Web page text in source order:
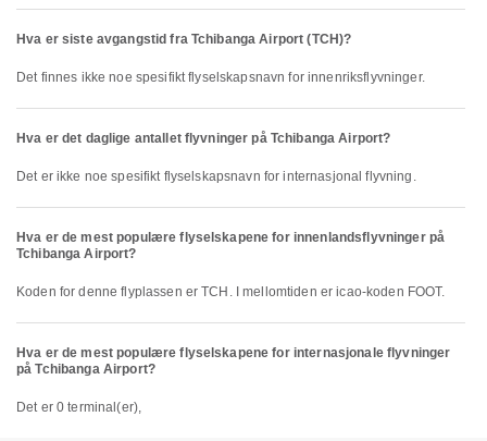
Hva er siste avgangstid fra Tchibanga Airport (TCH)?
Det finnes ikke noe spesifikt flyselskapsnavn for innenriksflyvninger.
Hva er det daglige antallet flyvninger på Tchibanga Airport?
Det er ikke noe spesifikt flyselskapsnavn for internasjonal flyvning.
Hva er de mest populære flyselskapene for innenlandsflyvninger på
Tchibanga Airport?
Koden for denne flyplassen er TCH. I mellomtiden er icao-koden FOOT.
Hva er de mest populære flyselskapene for internasjonale flyvninger
på Tchibanga Airport?
Det er 0 terminal(er),